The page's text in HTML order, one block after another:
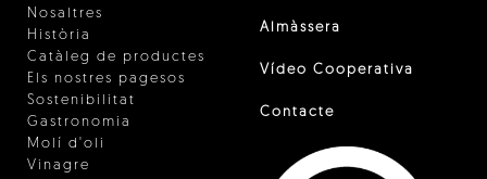
Nosaltres
Història
Catàleg de productes
Els nostres pagesos
Sostenibilitat
Gastronomia
Molí d'oli
Vinagre
Almàssera
Vídeo Cooperativa
Contacte